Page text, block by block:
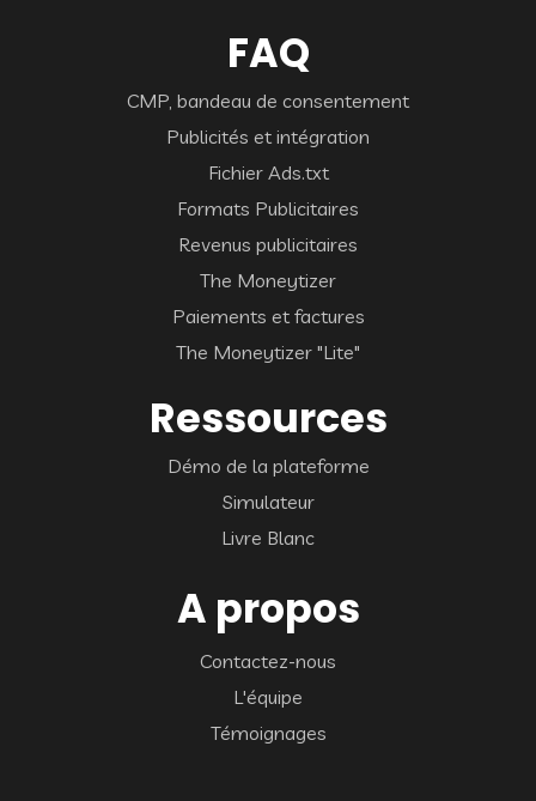
FAQ
CMP, bandeau de consentement
Publicités et intégration
Fichier Ads.txt
Formats Publicitaires
Revenus publicitaires
The Moneytizer
Paiements et factures
The Moneytizer "Lite"
Ressources
Démo de la plateforme
Simulateur
Livre Blanc
A propos
Contactez-nous
L'équipe
Témoignages